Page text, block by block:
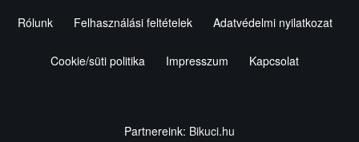
Rólunk Felhasználási feltételek Adatvédelmi nyilatkozat
Cookie/süti politika Impresszum Kapcsolat
Partnereink: Bikuci.hu